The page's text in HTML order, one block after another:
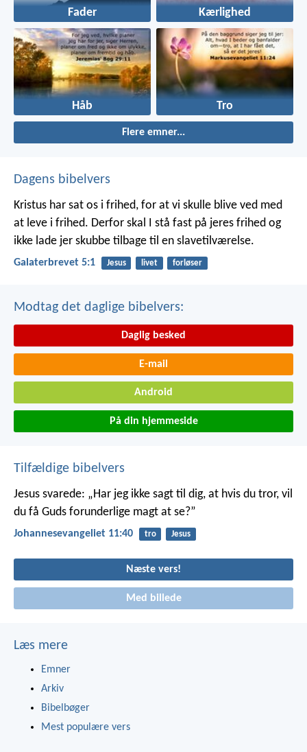
Fader Kærlighed
Håb Tro
Flere emner...
Dagens bibelvers
Kristus har sat os i frihed, for at vi skulle blive ved med
at leve i frihed. Derfor skal I stå fast på jeres frihed og
ikke lade jer skubbe tilbage til en slavetilværelse.
Galaterbrevet 5:1 Jesus livet forløser
Modtag det daglige bibelvers:
Daglig besked
E-mail
Android
På din hjemmeside
Tilfældige bibelvers
Jesus svarede: „Har jeg ikke sagt til dig, at hvis du tror, vil
du få Guds forunderlige magt at se?”
Johannesevangeliet 11:40 tro Jesus
Næste vers!
Med billede
Læs mere
Emner
Arkiv
Bibelbøger
Mest populære vers